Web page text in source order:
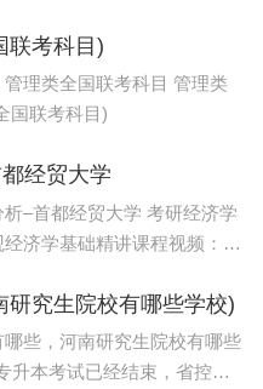
学院有研究生吗广东工业大
哪些广东省招音乐
联考科目)
理类全国联考科目 管理类
国联考科目)
经贸大学
–首都经贸大学 考研经济学
济学基础精讲课程视频：宏
经济学重难点精讲课程视
经济学综合导
究生院校有哪些学校)
些，河南研究生院校有哪些
升本考试已经结束，省控线